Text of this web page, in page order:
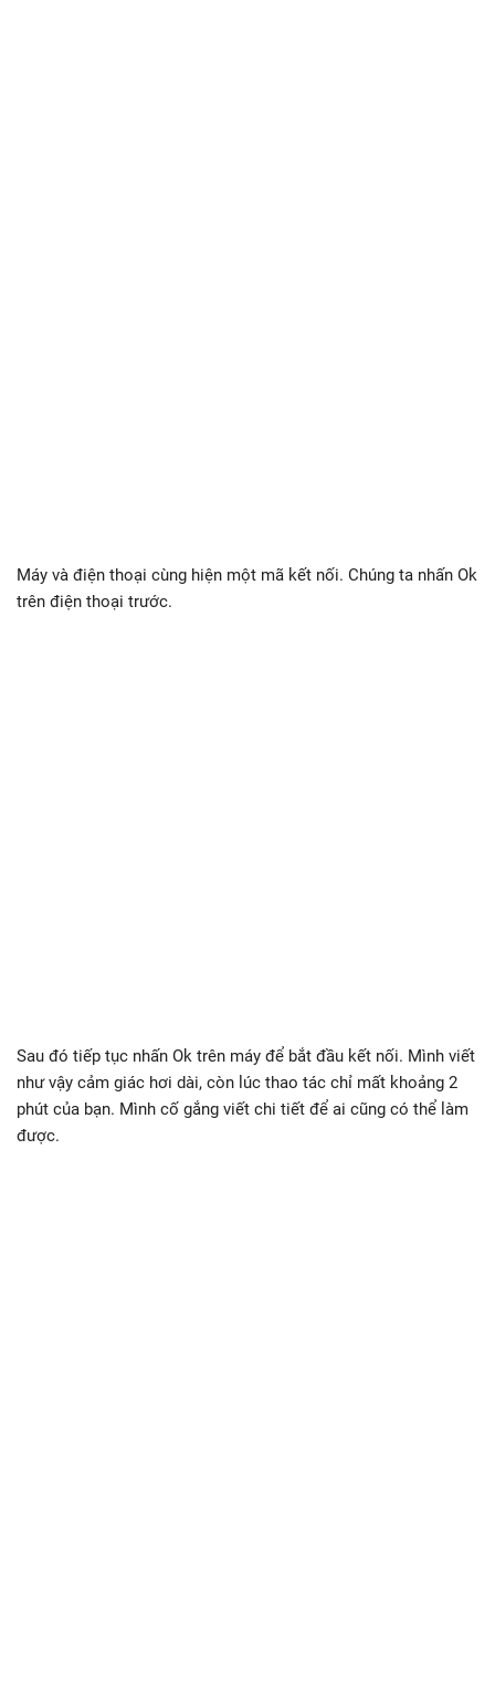
Máy và điện thoại cùng hiện một mã kết nối. Chúng ta nhấn Ok
trên điện thoại trước.
Sau đó tiếp tục nhấn Ok trên máy để bắt đầu kết nối. Mình viết
như vậy cảm giác hơi dài, còn lúc thao tác chỉ mất khoảng 2
phút của bạn. Mình cố gắng viết chi tiết để ai cũng có thể làm
được.